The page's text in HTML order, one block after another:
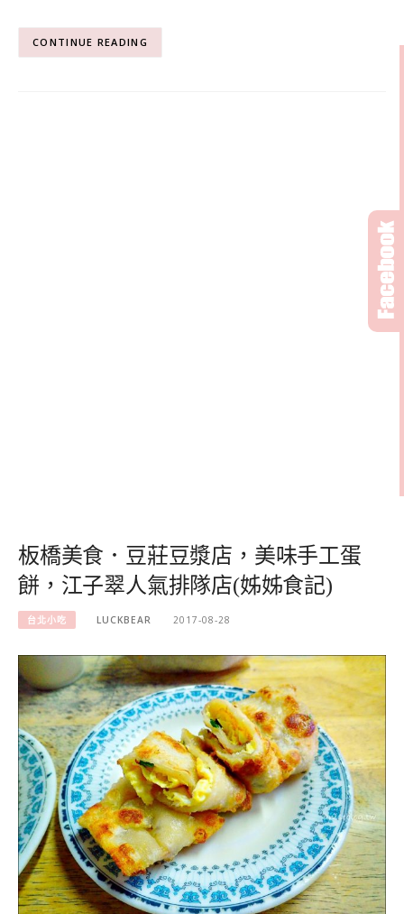
CONTINUE READING
板橋美食．豆莊豆漿店，美味手工蛋
餅，江子翠人氣排隊店(姊姊食記)
台北小吃 LUCKBEAR 2017-08-28